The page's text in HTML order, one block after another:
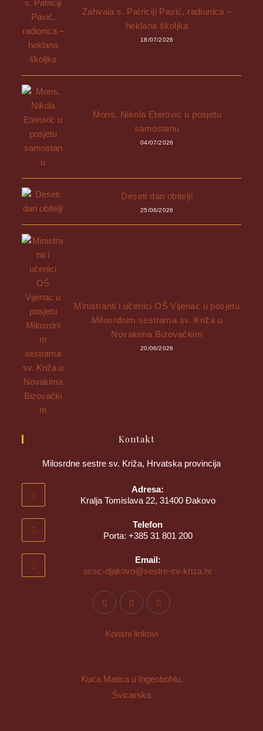
Zahvala s. Patriciji Pavić, radionica –
heklana školjka
18/07/2026
Mons. Nikola Eterović u posjetu
samostanu
04/07/2026
Deseti dan obitelji
25/06/2026
Ministranti i učenici OŠ Vijenac u posjetu
Milosrdnim sestrama sv. Križa u
Novakima Bizovačkim
20/06/2026
Kontakt
Milosrdne sestre sv. Križa, Hrvatska provincija
Adresa:
Kralja Tomislava 22, 31400 Đakovo
Telefon
Porta: +385 31 801 200
Email:
scsc-djakovo@sestre-sv-kriza.hr
Korisni linkovi
Kuća Matica u Ingenbohlu,
Švicarska